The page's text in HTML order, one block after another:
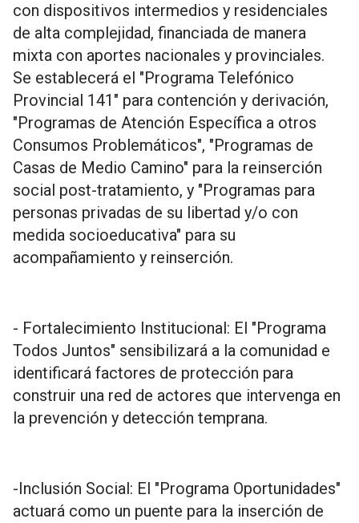
con dispositivos intermedios y residenciales
de alta complejidad, financiada de manera
mixta con aportes nacionales y provinciales.
Se establecerá el "Programa Telefónico
Provincial 141" para contención y derivación,
"Programas de Atención Específica a otros
Consumos Problemáticos", "Programas de
Casas de Medio Camino" para la reinserción
social post-tratamiento, y "Programas para
personas privadas de su libertad y/o con
medida socioeducativa" para su
acompañamiento y reinserción.
- Fortalecimiento Institucional: El "Programa
Todos Juntos" sensibilizará a la comunidad e
identificará factores de protección para
construir una red de actores que intervenga en
la prevención y detección temprana.
-Inclusión Social: El "Programa Oportunidades"
actuará como un puente para la inserción de